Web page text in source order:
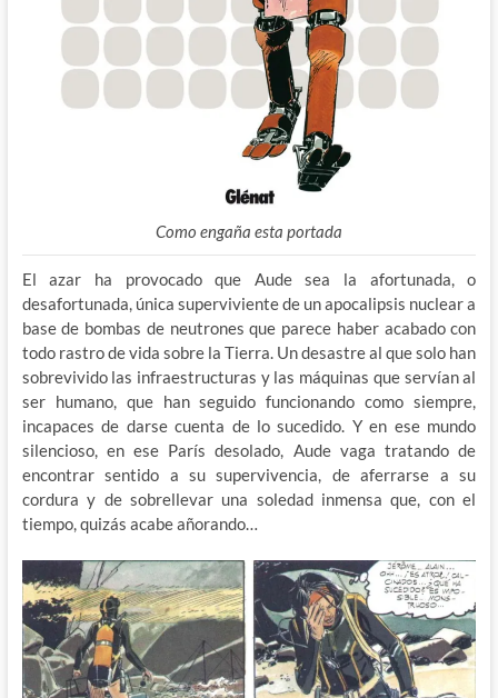
Como engaña esta portada
El azar ha provocado que Aude sea la afortunada, o
desafortunada, única superviviente de un apocalipsis nuclear a
base de bombas de neutrones que parece haber acabado con
todo rastro de vida sobre la Tierra. Un desastre al que solo han
sobrevivido las infraestructuras y las máquinas que servían al
ser humano, que han seguido funcionando como siempre,
incapaces de darse cuenta de lo sucedido. Y en ese mundo
silencioso, en ese París desolado, Aude vaga tratando de
encontrar sentido a su supervivencia, de aferrarse a su
cordura y de sobrellevar una soledad inmensa que, con el
tiempo, quizás acabe añorando…